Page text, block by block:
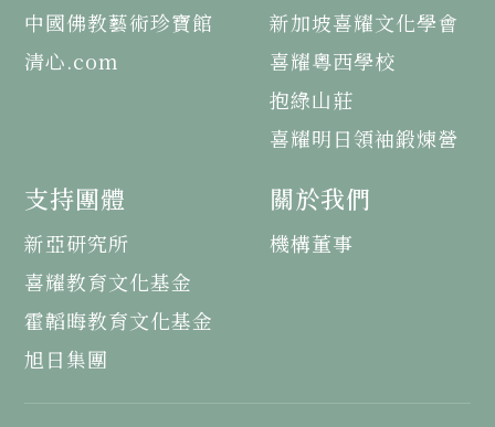
中國佛教藝術珍寶館
清心.com
新加坡喜耀文化學會
喜耀粵西學校
抱綠山莊
喜耀明日領袖鍛煉營
支持團體
新亞研究所
喜耀教育文化基金
霍韜晦教育文化基金
旭日集團
關於我們
機構董事